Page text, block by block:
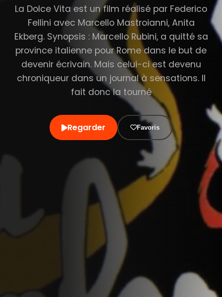
La Dolce Vita est un film réalisé par Federico
Fellini avec Marcello Mastroianni, Anita
Ekberg. Synopsis : Marcello Rubini, a quitté sa
province italienne pour Rome dans le but de
devenir écrivain. Mais celui-ci est devenu
chroniqueur dans un journal à sensations. Il
fait donc la tourné
Regarder Favoris